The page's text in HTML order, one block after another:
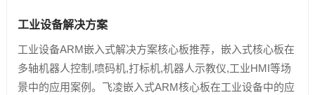
工业设备解决方案
工业设备ARM嵌入式解决方案核心板推荐，嵌入式核心板在
多轴机器人控制,喷码机,打标机,机器人示教仪,工业HMI等场
景中的应用案例。飞凌嵌入式ARM核心板在工业设备中的应